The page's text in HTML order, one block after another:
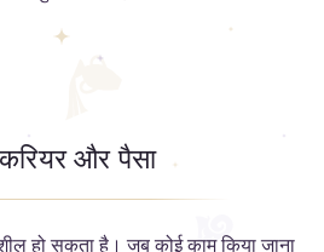
और पैसा
हो सकता है। जब कोई काम किया जाना